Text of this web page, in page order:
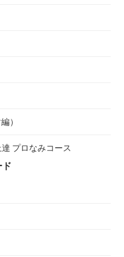
）
プロなみコース
ド